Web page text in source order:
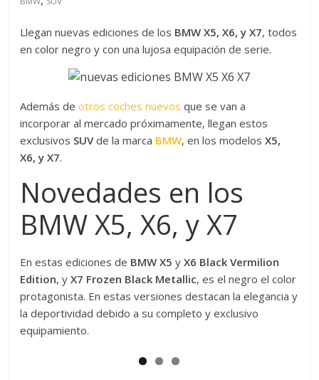
Llegan nuevas ediciones de los BMW X5, X6, y X7, todos
en color negro y con una lujosa equipación de serie.
Además deotros coches nuevos que se van a
incorporar al mercado próximamente, llegan estos
exclusivos SUVde la marca BMW, en los modelosX5,
X6, y X7.
Novedades en los
BMW X5, X6, y X7
En estas ediciones de BMW X5 yX6 Black Vermilion
Edition, yX7 Frozen Black Metallic, es el negro el color
protagonista. En estas versiones destacan la elegancia y
la deportividad debido a su completo y exclusivo
equipamiento.